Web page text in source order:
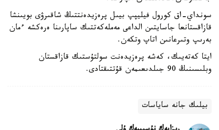
سونداي-اق كورول فيليپپ بيىل پرەزيدەنتتىڭ شاقىرۋى بويىنشا
قازاقستانعا جاسايتىن الداعى مەملەكەتتىك ساپارىنا ەرەكشە ءمان
بەرىپ وتىرعانىن اتاپ وتكەن.
ايتا كەتەيىك، كەشە پرەزيدەنت سولتۇستىك قازاقستان
وبلىسىنىڭ 90 جىلدىعىمەن قۇتتىقتادى.
بيلىك جانە ساياسات